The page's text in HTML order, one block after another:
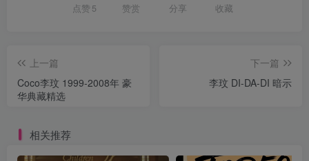
点赞 5 赞赏 分享 收藏
上一篇
Coco李玟 1999-2008年 豪
华典藏精选
下一篇
李玟 DI-DA-DI 暗示
相关推荐